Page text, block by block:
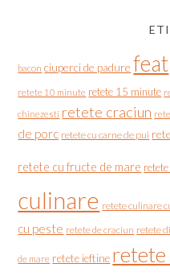
bacon ciuperci de padure feat
retete 10 minute retete 15 minute
chinezesti retete craciun
de porc retete cu carne de pui
retete cu fructe de mare
culinare retete culinare
cu peste retete de craciun retete
de mare retete ieftine